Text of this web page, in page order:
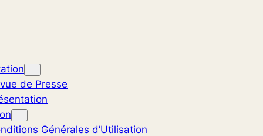
de Presse
Générales d’Utilisation